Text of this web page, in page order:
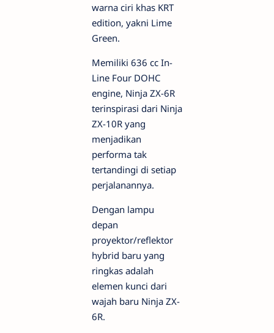
warna ciri khas KRT
edition, yakni Lime
Green.
Memiliki 636 cc In-
Line Four DOHC
engine, Ninja ZX-6R
terinspirasi dari Ninja
ZX-10R yang
menjadikan
performa tak
tertandingi di setiap
perjalanannya.
Dengan lampu
depan
proyektor/reflektor
hybrid baru yang
ringkas adalah
elemen kunci dari
wajah baru Ninja ZX-
6R.